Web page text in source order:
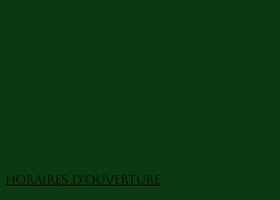
HORAIRES D'OUVERTURE